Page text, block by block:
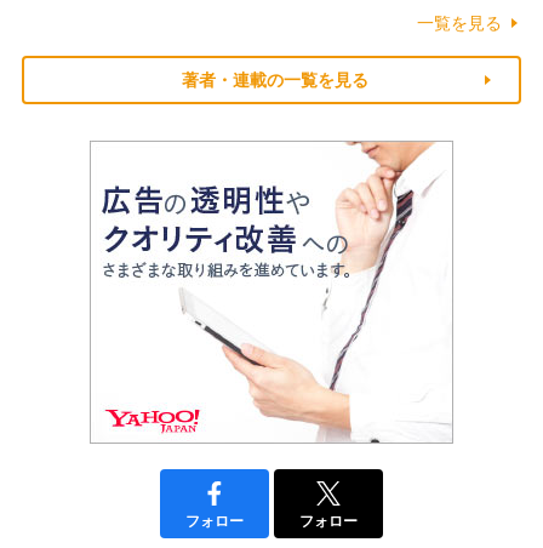
一覧を見る
著者・連載の一覧を見る
フォロー フォロー